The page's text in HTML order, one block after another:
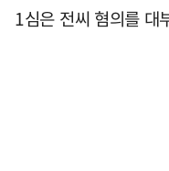
1심은 전씨 혐의를 대